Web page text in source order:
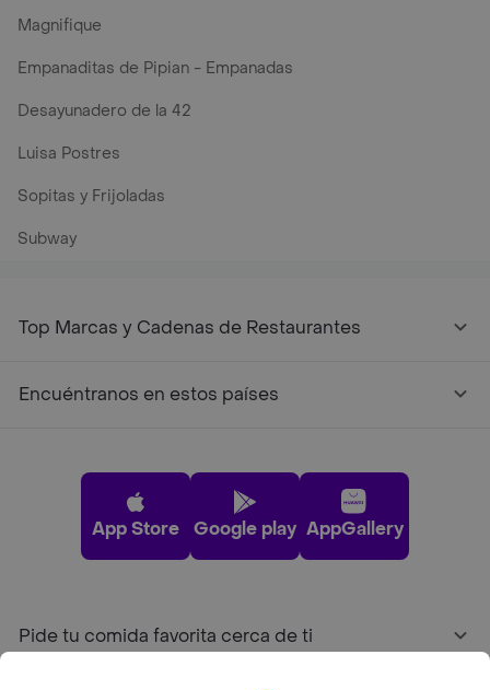
Magnifique
Empanaditas de Pipian - Empanadas
Desayunadero de la 42
Luisa Postres
Sopitas y Frijoladas
Subway
Top Marcas y Cadenas de Restaurantes
Encuéntranos en estos países
App Store Google play AppGallery
Pide tu comida favorita cerca de ti